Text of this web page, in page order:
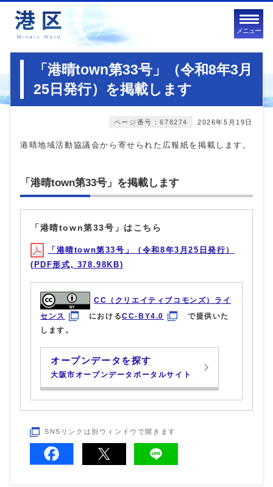
メニュー
「港晴town第33号」（令和8年3月
25日発行）を掲載します
2026年5月19日
ページ番号：678274
港晴地域活動協議会から寄せられた広報紙を掲載します。
「港晴town第33号」を掲載します
「港晴town第33号」はこちら
「港晴town第33号」（令和8年3月25日発行）
(PDF形式, 378.98KB)
CC（クリエイティブコモンズ）ライ
センス
におけるCC-BY4.0
で提供いた
します。
オープンデータを探す
大阪市オープンデータポータルサイト
SNSリンクは別ウィンドウで開きます